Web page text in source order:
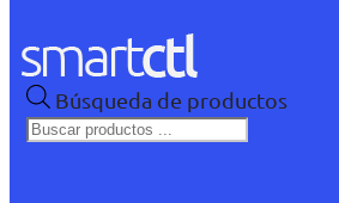
Búsqueda de productos